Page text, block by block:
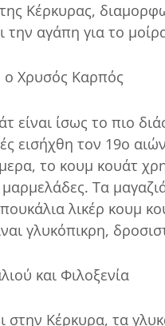
Κέρκυρας,
την αγάπη για το
Χρυσός Καρπός
είναι ίσως το πιο
εισήχθη τον 19ο
το κουμ κουάτ
μαρμελάδες. Τα
λικέρ κουμ
γλυκόπικρη,
και Φιλοξενία
στην Κέρκυρα, τα